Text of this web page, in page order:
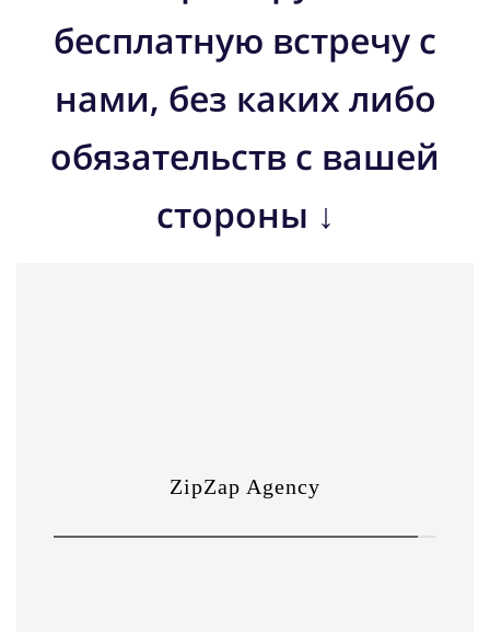
бесплатную встречу с
нами, без каких либо
обязательств с вашей
стороны ↓